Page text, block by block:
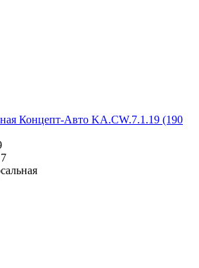
Концепт-Авто KA.CW.7.1.19 (190
7